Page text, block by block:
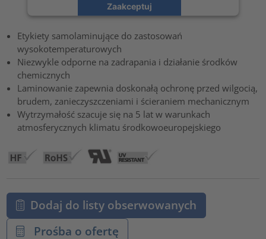
Zaakceptuj
Etykiety samolaminujące do zastosowań
wysokotemperaturowych
Niezwykle odporne na zadrapania i działanie środków
chemicznych
Laminowanie zapewnia doskonałą ochronę przed wilgocią,
brudem, zanieczyszczeniami i ścieraniem mechanicznym
Wytrzymałość szacuje się na 5 lat w warunkach
atmosferycznych klimatu środkowoeuropejskiego
Dodaj do listy obserwowanych
Prośba o ofertę